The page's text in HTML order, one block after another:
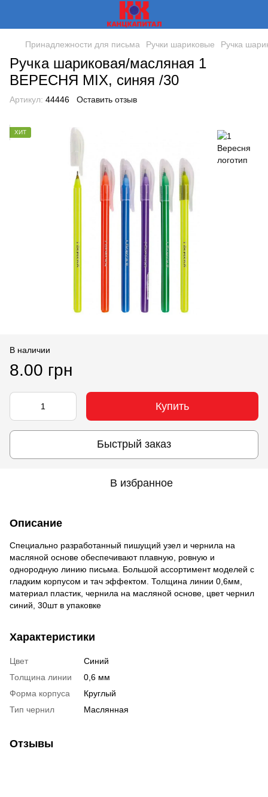
Принадлежности для письма Ручки шариковые Ручка
Ручка шариковая/масляная 1
ВЕРЕСНЯ MIX, синяя /30
Артикул: 44446 Оставить отзыв
ХИТ
В наличии
8.00 грн
Купить
Быстрый заказ
В избранное
Описание
Специально разработанный пишущий узел и чернила на
масляной основе обеспечивают плавную, ровную и
однородную линию письма. Большой ассортимент моделей с
гладким корпусом и тач эффектом. Толщина линии 0,6мм,
материал пластик, чернила на масляной основе, цвет чернил
синий, 30шт в упаковке
Характеристики
Цвет
Синий
Толщина линии
0,6 мм
Форма корпуса
Круглый
Тип чернил
Маслянная
Отзывы